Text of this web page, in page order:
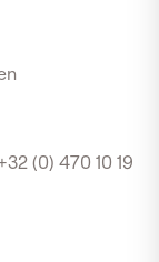
(0) 470 10 19